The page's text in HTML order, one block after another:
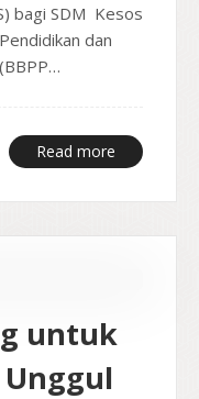
bagi SDM Kesos
dan
Read more
untuk